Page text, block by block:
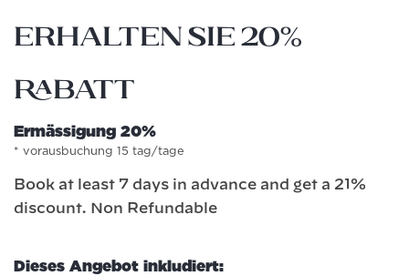
erhalten Sie 20%
Rabatt
Ermässigung 20%
vorausbuchung 15 tag/tage
Book at least 7 days in advance and get a 21%
discount. Non Refundable
Dieses Angebot inkludiert: